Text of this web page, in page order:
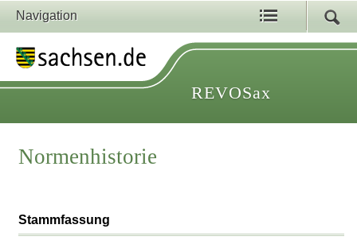
Navigation
REVOSax
Normenhistorie
Stammfassung